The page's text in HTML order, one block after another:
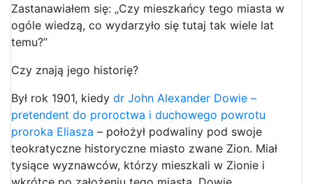
Zastanawiałem się: „Czy mieszkańcy tego miasta w
ogóle wiedzą, co wydarzyło się tutaj tak wiele lat
temu?”
Czy znają jego historię?
Był rok 1901, kiedy dr John Alexander Dowie –
pretendent do proroctwa i duchowego powrotu
proroka Eliasza – położył podwaliny pod swoje
teokratyczne historyczne miasto zwane Zion. Miał
tysiące wyznawców, którzy mieszkali w Zionie i